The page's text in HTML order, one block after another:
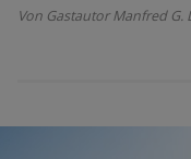
Von Gastautor Manfred G.